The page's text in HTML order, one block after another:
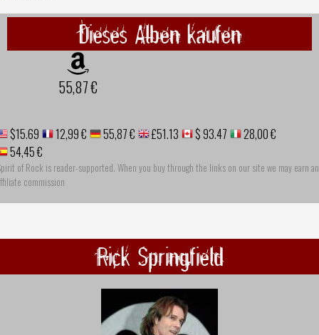
Dieses Alben kaufen
55,87 €
$15.69 12,99 € 55,87 € £51.13 $ 93.47
28,00 €
54,45 €
of Rock is reader-supported. When you buy through the links on our site we may earn an
commission
Rick Springfield